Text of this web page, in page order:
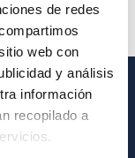
de redes
web con
y análisis
información
recopilado a